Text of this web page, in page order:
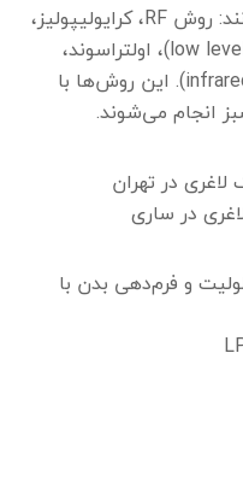
بهترین روش‌های لاغری موضعی مانند: روش RF، کرایولیپولیز،
لیزر با توان پایین (low level laser therapy)، اولتراسوند،
کرایولیپولیز، لیزرهای مادون‌قرمز (infrared). این روش‌ها با
انجام می‌شوند.
در ساری